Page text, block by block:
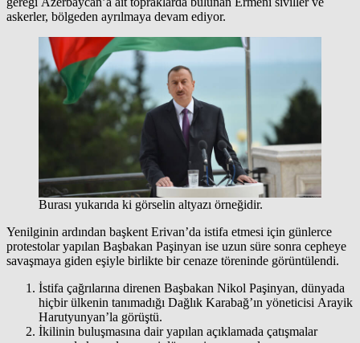
askerler, bölgeden ayrılmaya devam ediyor.
Burası yukarıda ki görselin altyazı örneğidir.
Yenilginin ardından başkent Erivan’da istifa etmesi için günlerce
protestolar yapılan Başbakan Paşinyan ise uzun süre sonra cepheye
savaşmaya giden eşiyle birlikte bir cenaze töreninde görüntülendi.
İstifa çağrılarına direnen Başbakan Nikol Paşinyan, dünyada
hiçbir ülkenin tanımadığı Dağlık Karabağ’ın yöneticisi Arayik
Harutyunyan’la görüştü.
İkilinin buluşmasına dair yapılan açıklamada çatışmalar